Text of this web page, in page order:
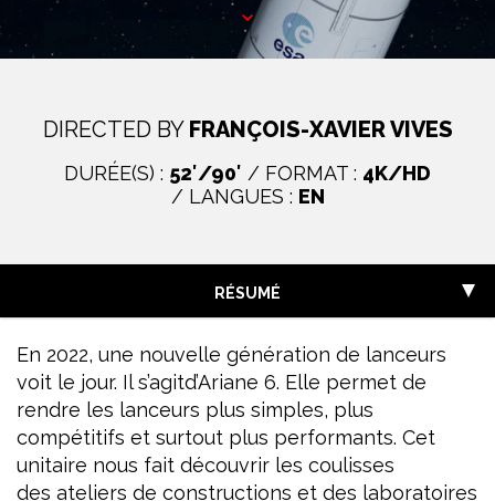
DIRECTED BY FRANÇOIS-XAVIER VIVES
DURÉE(S) : 52′/90′ / FORMAT : 4K/HD
/ LANGUES : EN
RÉSUMÉ
En 2022, une nouvelle génération de lanceurs
voit le jour. Ils’agitd’Ariane 6. Elle permet de
rendre les lanceurs plus simples, plus
compétitifs et surtout plus performants. Cet
unitaire nous fait découvrir les coulisses
des ateliers de constructions et des laboratoires